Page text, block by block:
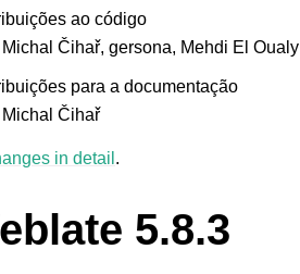
of Formatos de arquivos suportados
ao código
Michal Čihař, gersona, Mehdi El Oualy
para a documentação
Michal Čihař
in detail .
5.8.3